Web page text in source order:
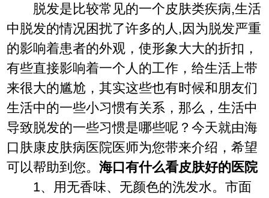
脱发是比较常见的一个皮肤类疾病,生活
中脱发的情况困扰了许多的人,因为脱发严重
的影响着患者的外观，使形象大大的折扣，
有些直接影响着一个人的工作，给生活上带
来很大的尴尬，其实这些也有时候和朋友们
生活中的一些小习惯有关系，那么，生活中
导致脱发的一些习惯是哪些呢？今天就由海
口肤康皮肤病医院医师为您带来介绍，希望
可以帮助到您。海口有什么看皮肤好的医院
1、用无香味、无颜色的洗发水。市面